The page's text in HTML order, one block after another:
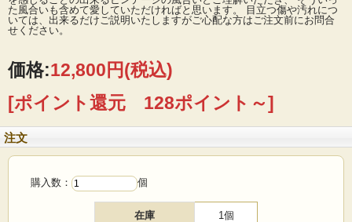
デンマーク、Royal Copenhagen（ロイヤルコペンハーゲン）のバッカシリーズの
角皿です。こちらは、Nils Thorsson（ニルス・トーソン）デザインで、ダークブ
ラウンを基調としたシックな配色にアクセントにブルーが使われています。
■製造国 ：デンマーク
■メーカー：Royal Copenhagen
■サイズ ：17×17cm、高さ3cm
■コンディション：小キズや擦れはありますが、目立つダメージなくよいヴィンテ
た風合いも含めて愛していただければと思います。 目立つ傷や汚れにつ
いては、出来るだけご説明いたしますがご心配な方はご注文前にお問合
せください。
価格:12,800円(税込)
[ポイント還元 128ポイント～]
注文
購入数： 個
在庫 1個